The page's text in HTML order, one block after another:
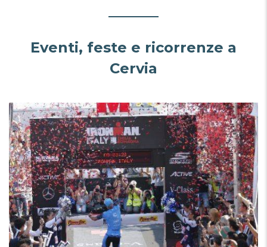
Eventi, feste e ricorrenze a
Cervia